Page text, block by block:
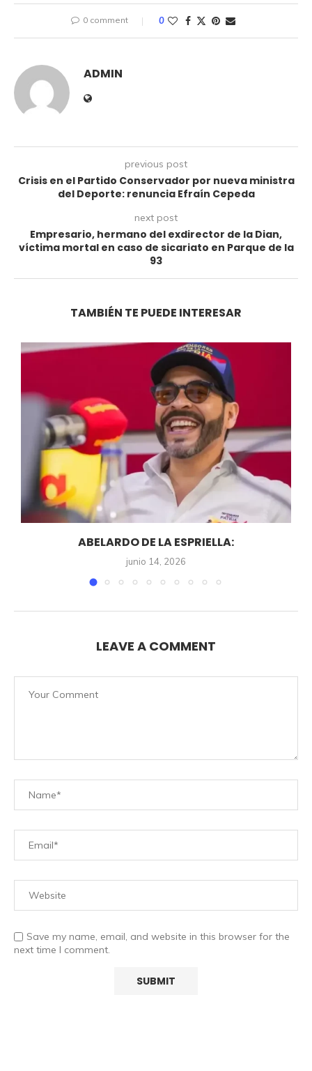
0 comment 0
ADMIN
previous post
Crisis en el Partido Conservador por nueva ministra
del Deporte: renuncia Efraín Cepeda
next post
Empresario, hermano del exdirector de la Dian,
víctima mortal en caso de sicariato en Parque de la
93
TAMBIÉN TE PUEDE INTERESAR
ABELARDO DE LA ESPRIELLA:
junio 14, 2026
LEAVE A COMMENT
Save my name, email, and website in this browser for the
next time I comment.